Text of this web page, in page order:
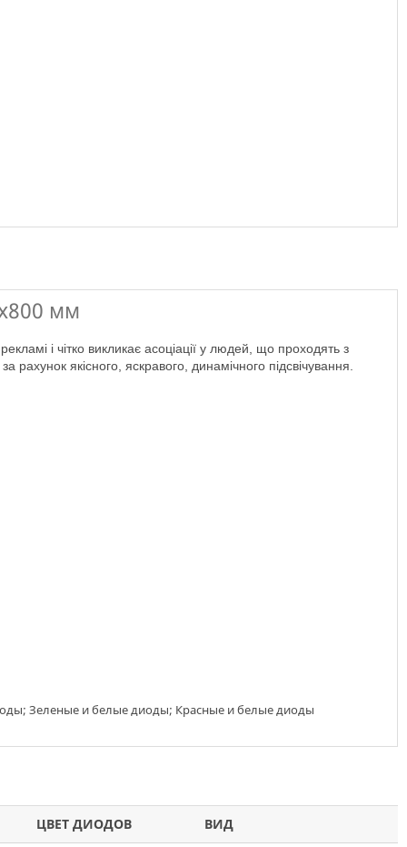
мм
якісного, яскравого, динамічного підсвічування.
Зеленые и белые диоды; Красные и белые диоды
ЦВЕТ ДИОДОВ ВИД